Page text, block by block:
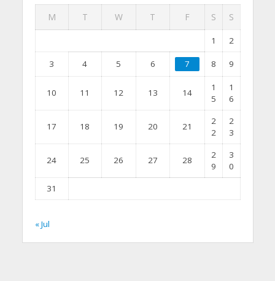
M T W T F S S
1 2
3 4 5 6 7 8 9
10 11 12 13 14
1
5
1
6
17 18 19 20 21
2
2
2
3
24 25 26 27 28
2
9
3
0
31
« Jul